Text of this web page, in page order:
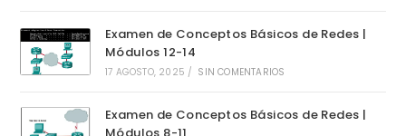
Examen de Conceptos Básicos de Redes |
Módulos 12-14
17 AGOSTO, 2025 / SIN COMENTARIOS
Examen de Conceptos Básicos de Redes |